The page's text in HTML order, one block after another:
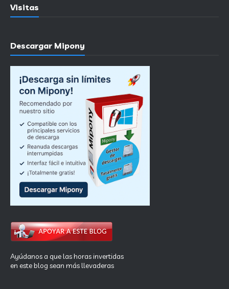
Visitas
Descargar Mipony
Ayúdanos a que las horas invertidas
en este blog sean más llevaderas